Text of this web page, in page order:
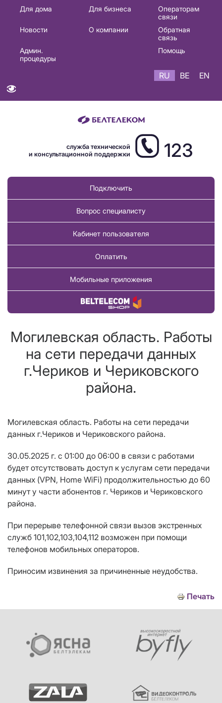
Основная
навигация
Для дома Для бизнеса
Операторам
связи
Новости
О компании
Обратная
связь
Админ.
процедуры
Помощь
RU BE EN
служба технической
и консультационной поддержки
123
Подключить
Вопрос специалисту
Кабинет пользователя
Оплатить
Мобильные приложения
Купить товар
Могилевская область. Работы
на сети передачи данных
г.Чериков и Чериковского
района.
Могилевская область. Работы на сети передачи
данных г.Чериков и Чериковского района.
30.05.2025 г. с 01:00 до 06:00 в связи с работами
будет отсутствовать доступ к услугам сети передачи
данных (VPN, Home WiFi) продолжительностью до 60
минут у части абонентов г. Чериков и Чериковского
района.
При перерыве телефонной связи вызов экстренных
служб 101,102,103,104,112 возможен при помощи
телефонов мобильных операторов.
Приносим извинения за причиненные неудобства.
Печать